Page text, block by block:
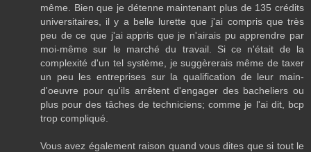
même. Bien que je détenne maintenant plus de 135 crédits
universitaires, il y a belle lurette que j'ai compris que très
peu de ce que j'ai appris que je n'airais pu apprendre par
moi-même sur le marché du travail. Si ce n'était de la
complexité d'un tel système, je suggèrerais même de taxer
un peu les entreprises sur la qualification de leur main-
d'oeuvre pour qu'ils arrêtent d'engager des bacheliers ou
plus pour des tâches de techniciens; comme je l'ai dit, bcp
trop compliqué.
Vous avez également raison quand vous dites que si tout le